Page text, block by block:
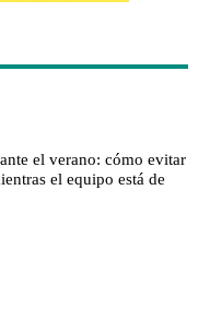
el verano: cómo evitar
el equipo está de